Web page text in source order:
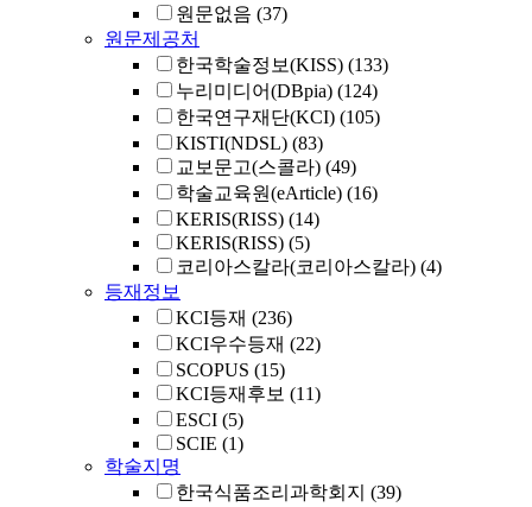
원문없음 (37)
원문제공처
한국학술정보(KISS) (133)
누리미디어(DBpia) (124)
한국연구재단(KCI) (105)
KISTI(NDSL) (83)
교보문고(스콜라) (49)
학술교육원(eArticle) (16)
KERIS(RISS) (14)
KERIS(RISS) (5)
코리아스칼라(코리아스칼라) (4)
등재정보
KCI등재 (236)
KCI우수등재 (22)
SCOPUS (15)
KCI등재후보 (11)
ESCI (5)
SCIE (1)
학술지명
한국식품조리과학회지 (39)